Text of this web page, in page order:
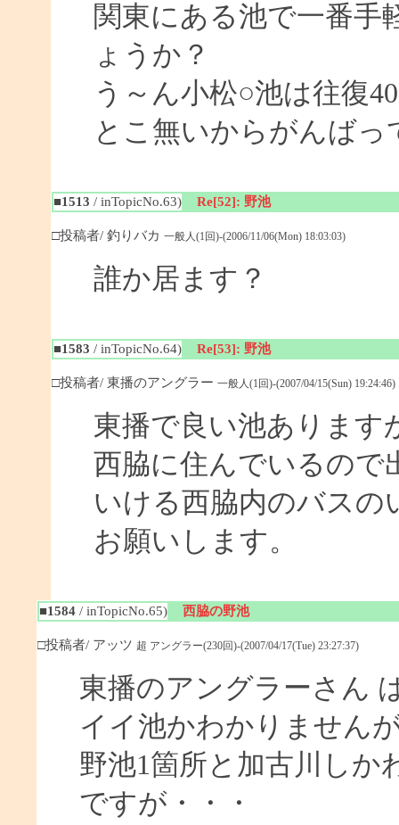
関東にある池で一番手
ょうか？
う～ん小松○池は往復
とこ無いからがんば
■1513 / inTopicNo.63) Re[52]: 野池
□投稿者/ 釣りバカ 一般人(1回)-(2006/11/06(Mon) 18:03:03)
誰か居ます？
■1583 / inTopicNo.64) Re[53]: 野池
□投稿者/ 東播のアングラー 一般人(1回)-(2007/04/15(Sun) 19:24:46)
東播で良い池あります
西脇に住んでいるので
いける西脇内のバスの
お願いします。
■1584 / inTopicNo.65) 西脇の野池
□投稿者/ アッツ 超 アングラー(230回)-(2007/04/17(Tue) 23:27:37)
東播のアングラーさん
イイ池かわかりません
野池1箇所と加古川しか
ですが・・・